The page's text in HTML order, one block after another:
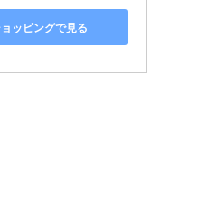
ッピングで見る